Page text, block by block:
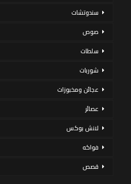
سندوتشات
صوص
سلطات
شوربات
عجائن ومخبوزات
عصائر
لانش بوكس
فواكه
قصص